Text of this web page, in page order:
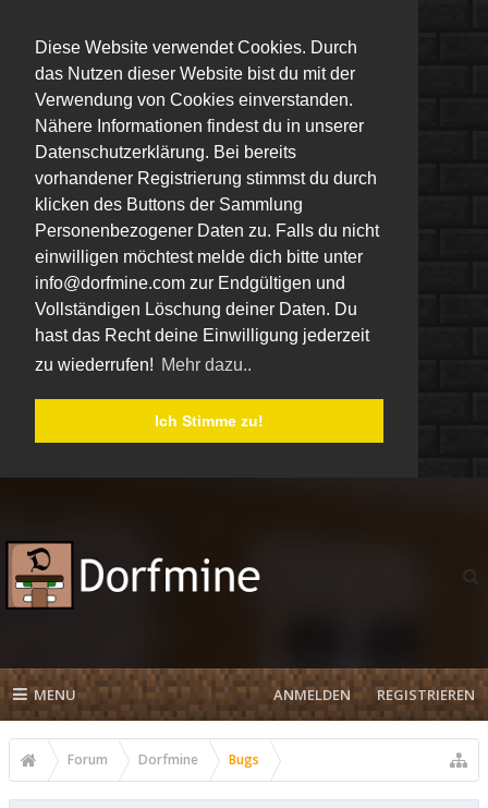
Diese Website verwendet Cookies. Durch
das Nutzen dieser Website bist du mit der
Verwendung von Cookies einverstanden.
Nähere Informationen findest du in unserer
Datenschutzerklärung. Bei bereits
vorhandener Registrierung stimmst du durch
klicken des Buttons der Sammlung
Personenbezogener Daten zu. Falls du nicht
einwilligen möchtest melde dich bitte unter
info@dorfmine.com zur Endgültigen und
Vollständigen Löschung deiner Daten. Du
hast das Recht deine Einwilligung jederzeit
zu wiederrufen! Mehr dazu..
Ich Stimme zu!
MENU ANMELDEN REGISTRIEREN
Forum Dorfmine Bugs